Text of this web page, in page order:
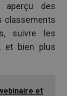
aperçu des
classements
suivre les
et bien plus
et